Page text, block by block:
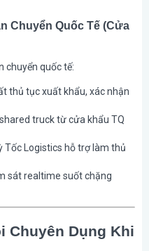
Chuyển Quốc Tế (Cửa
chuyển quốc tế:
thủ tục xuất khẩu, xác nhận
truck từ cửa khẩu TQ
Tốc Logistics hỗ trợ làm thủ
sát realtime suốt chặng
Chuyên Dụng Khi